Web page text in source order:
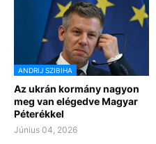
ANDRIJ SZIBIHA
Az ukrán kormány nagyon
meg van elégedve Magyar
Péterékkel
Június 04, 2026